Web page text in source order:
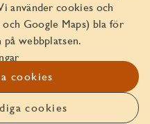
använder cookies och
Google Maps) bla för
webbplatsen.
cookies
cookies
556045-2103